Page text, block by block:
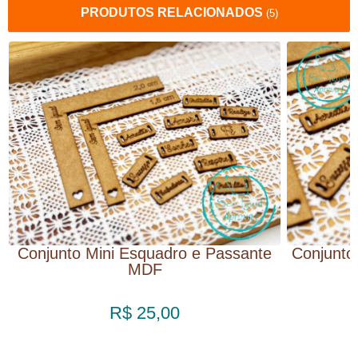
PRODUTOS RELACIONADOS (5)
Conjunto Mini Esquadro e Passante
MDF
R$ 25,00